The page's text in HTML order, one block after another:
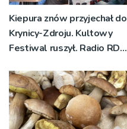
Kiepura znów przyjechał do
Krynicy-Zdroju. Kultowy
Festiwal ruszył. Radio RDN
żywo [ZDJĘCIA]